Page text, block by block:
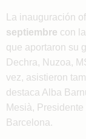
La inauguración
septiembre con
que aportaron su
Dechra, Nuzoa,
vez, asistieron
destaca Alba
Mesià,
Barcelona.